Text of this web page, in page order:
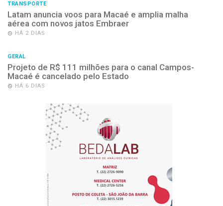
TRANSPORTE
Latam anuncia voos para Macaé e amplia malha
aérea com novos jatos Embraer
HÁ 2 DIAS
GERAL
Projeto de R$ 111 milhões para o canal Campos-
Macaé é cancelado pelo Estado
HÁ 6 DIAS